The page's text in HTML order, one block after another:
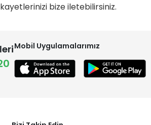
bize iletebilirsiniz.
Mobil Uygulamalarımız